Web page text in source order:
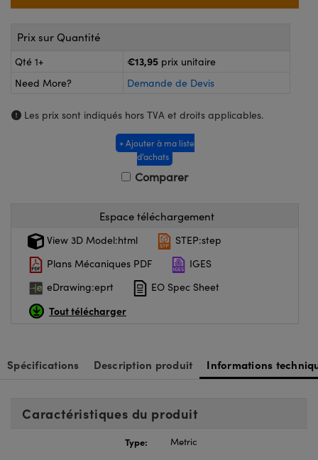
ou Coupleurs
de Poche ou à Mesure Directe
pour Caméras
Optiques Lightpath
Labs™
Optiques de SCHOTT
Prix sur Quantité
Qté 1+ €13,95 prix unitaire
Need More?
Demande de Devis
Les prix sont indiqués hors TVA et droits applicables.
+ Ajouter à ma liste
d’achats
Comparer
Espace téléchargement
View 3D Model:html
STEP:step
Plans Mécaniques PDF
IGES
eDrawing:eprt
EO Spec Sheet
Tout télécharger
Spécifications Description produit Informations
Caractéristiques du produit
Type:
Metric